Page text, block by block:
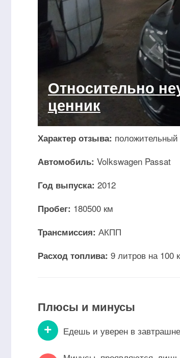
Относительно
ценник
Характер отзыва: положительный
Автомобиль: Volkswagen Passat
Год выпуска: 2012
Пробег: 180500 км
Трансмиссия: АКПП
Расход топлива: 9 литров на 100
Плюсы и минусы
+ Едешь и уверен в